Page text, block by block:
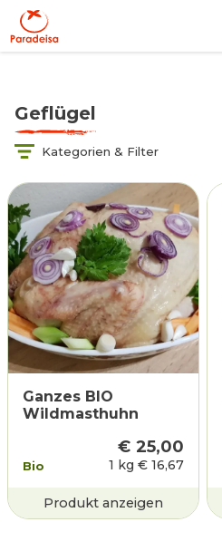
Geflügel
Kategorien & Filter
Ganzes BIO
Wildmasthuhn
Bio
€ 25,00
1 kg € 16,67
Produkt anzeigen